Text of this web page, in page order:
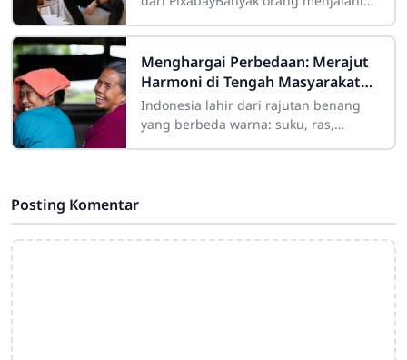
yang menyedihkan, berlindung di
balik kalimat
Menghargai Perbedaan: Merajut
Harmoni di Tengah Masyarakat
yang Beragam
Indonesia lahir dari rajutan benang
yang berbeda warna: suku, ras,
Posting Komentar